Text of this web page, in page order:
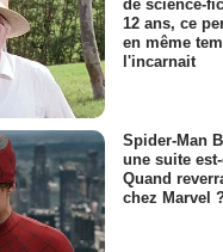
de science-
12 ans, ce
en même
l'incarnait
Spider-Man
une suite
Quand
chez Marvel